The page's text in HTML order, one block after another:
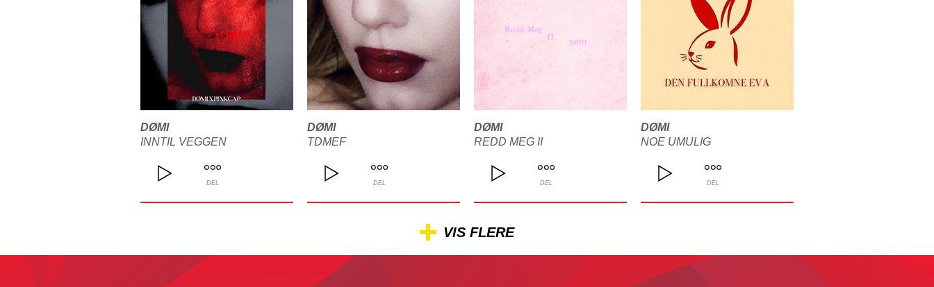
DØMI
INNTIL VEGGEN
DEL
DØMI
TDMEF
DEL
DØMI
REDD MEG II
DEL
DØMI
NOE UMULIG
DEL
VIS FLERE